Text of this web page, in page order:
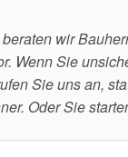
wir
Wenn Sie
Sie uns an,
Oder Sie